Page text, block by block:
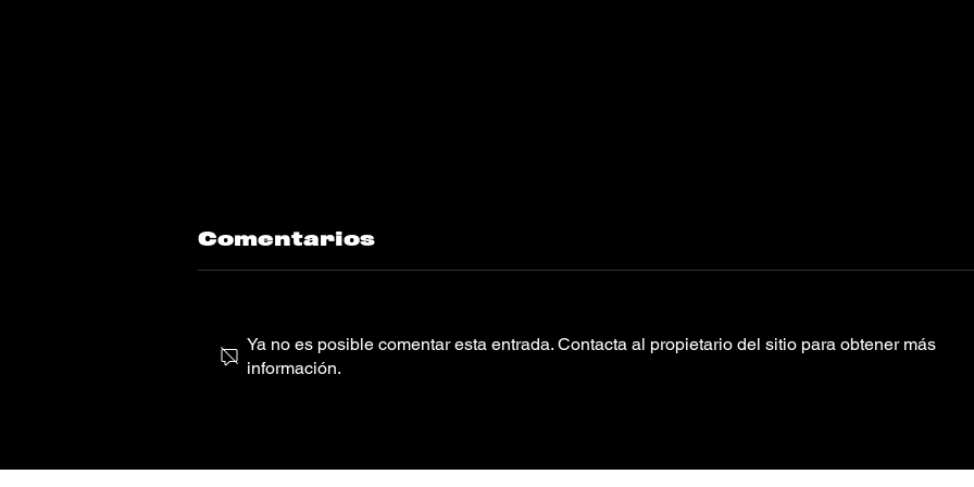
MVLDITOS
la
Comentarios
Ya no es posible comentar esta entrada. Contacta al propietario del sitio para obtener más
información.